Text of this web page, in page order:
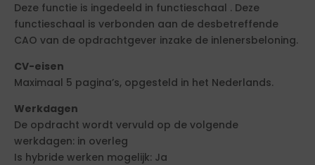
Deze functie is ingedeeld in functieschaal . Deze
functieschaal is verbonden aan de desbetreffende
CAO van de opdrachtgever inzake de inlenersbeloning.
CV-eisen
Maximaal 5 pagina’s, opgesteld in het Nederlands.
Werkdagen
De opdracht wordt vervuld op de volgende
werkdagen: in overleg
Is hybride werken mogelijk: Ja